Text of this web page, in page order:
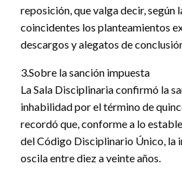
reposición, que valga decir, según
coincidentes los planteamientos
descargos y alegatos de
3.Sobre la sanción impuesta
La Sala Disciplinaria confirmó la
inhabilidad por el término de
recordó que, conforme a lo
del Código Disciplinario Único, la
oscila entre diez a veinte años.